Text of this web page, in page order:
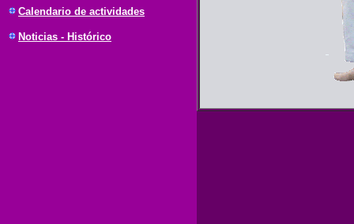
Calendario de actividades
Noticias - Histórico